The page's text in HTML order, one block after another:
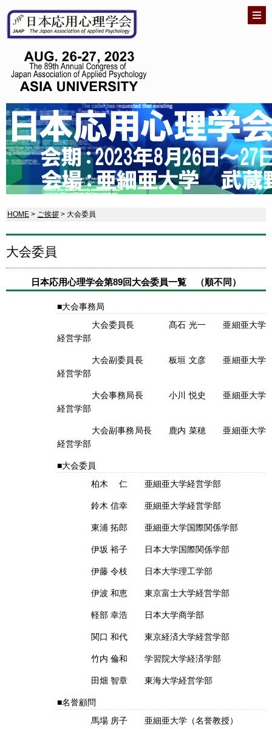
HOME > ご挨拶 > 大会委員
大会委員
日本応用心理学会第89回大会委員一覧 （順不同）
大会事務局
大会委員長 髙石 光一 亜細亜大学
経営学部
大会副委員長 板垣 文彦 亜細亜大学
経営学部
大会事務局長 小川 悦史 亜細亜大学
経営学部
大会副事務局長 鹿内 菜穂 亜細亜大学
経営学部
大会委員
柏木 仁 亜細亜大学経営学部
鈴木 信幸 亜細亜大学経営学部
東浦 拓郎 亜細亜大学国際関係学部
伊坂 裕子 日本大学国際関係学部
伊藤 令枝 日本大学理工学部
伊波 和恵 東京富士大学経営学部
軽部 幸浩 日本大学商学部
関口 和代 東京経済大学経営学部
竹内 倫和 学習院大学経済学部
田畑 智章 東海大学経営学部
名誉顧問
馬場 房子 亜細亜大学（名誉教授）